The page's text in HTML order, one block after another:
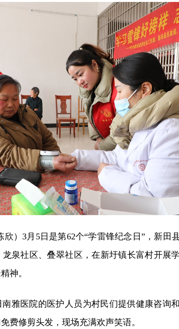
欣）3月5日是第62个“学雷锋纪念日”，新田
泉社区、叠翠社区，在新圩镇长富村开展
神。
雅医院的医护人员为村民们提供健康咨询
费修剪头发，现场充满欢声笑语。